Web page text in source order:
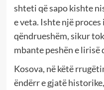
shteti që sapo kishte
e veta. Ishte një
qëndrueshëm, sikur
mbante peshën e lirisë
Kosova, në këtë
ëndërr e gjatë